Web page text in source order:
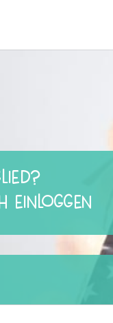
einloggen